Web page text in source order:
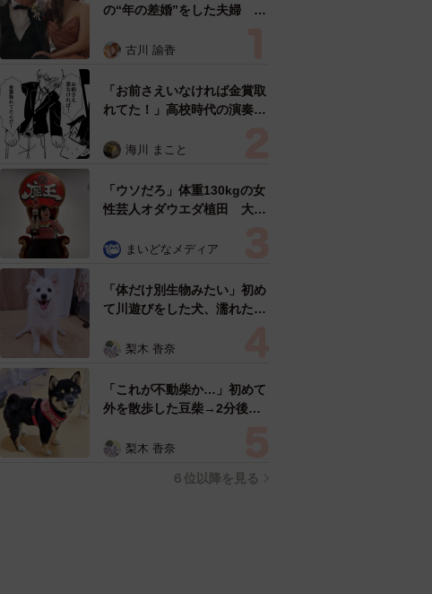
の“年の差婚”をした夫婦 出
た？ 今の思いを聞いた
古川 諭香
「お前さえいなければ金賞取
れてた！」高校時代の演奏会
生は楽器修理職人に 10年後
ぬ申し出【漫画】
海川 まこと
「ウソだろ」体重130kgの女
性芸人オダウエダ植田 大学
で」 まいどなメディア
「体だけ別生物みたい」初め
て川遊びをした犬、濡れた直
だ！」「河童だ」「毛刈りさ
梨木 香奈
「これが不動柴か…」初めて
外を散歩した豆柴→2分後、
ぎる」「ぬいぐるみみたい」
梨木 香奈
６位以降を見る